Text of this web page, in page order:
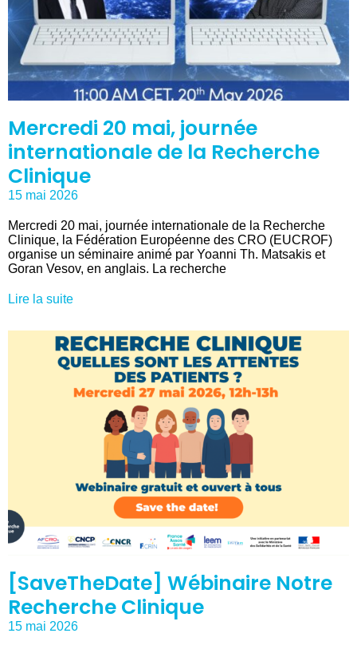
Mercredi 20 mai, journée
internationale de la Recherche
Clinique
15 mai 2026
Mercredi 20 mai, journée internationale de la Recherche
Clinique, la Fédération Européenne des CRO (EUCROF)
organise un séminaire animé par Yoanni Th. Matsakis et
Goran Vesov, en anglais. La recherche
Lire la suite
[SaveTheDate] Wébinaire Notre
Recherche Clinique
15 mai 2026